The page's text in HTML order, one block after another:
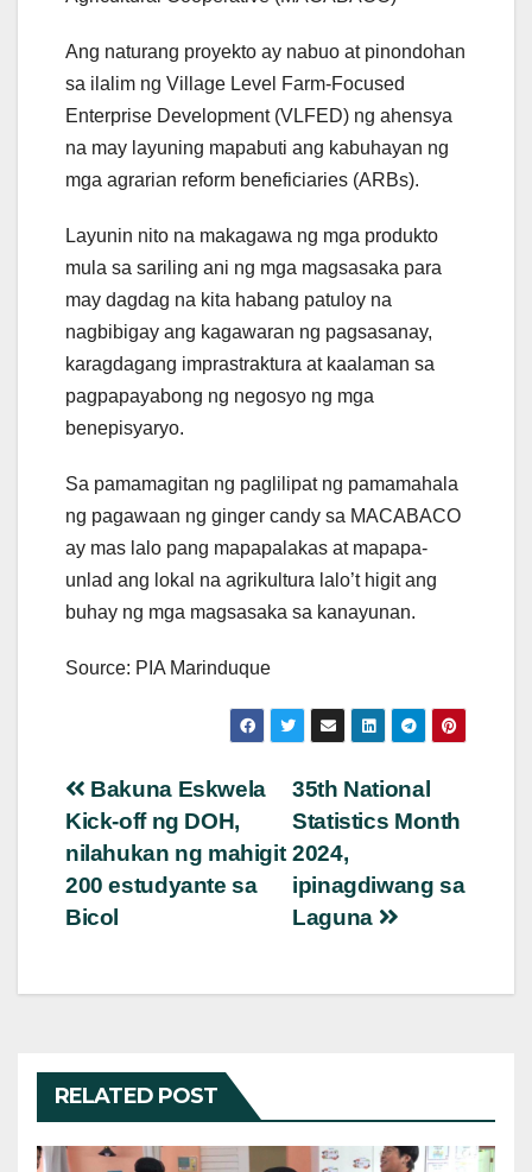
Ang naturang proyekto ay nabuo at pinondohan
sa ilalim ng Village Level Farm-Focused
Enterprise Development (VLFED) ng ahensya
na may layuning mapabuti ang kabuhayan ng
mga agrarian reform beneficiaries (ARBs).
Layunin nito na makagawa ng mga produkto
mula sa sariling ani ng mga magsasaka para
may dagdag na kita habang patuloy na
nagbibigay ang kagawaran ng pagsasanay,
karagdagang imprastraktura at kaalaman sa
pagpapayabong ng negosyo ng mga
benepisyaryo.
Sa pamamagitan ng paglilipat ng pamamahala
ng pagawaan ng ginger candy sa MACABACO
ay mas lalo pang mapapalakas at mapapa-
unlad ang lokal na agrikultura lalo’t higit ang
buhay ng mga magsasaka sa kanayunan.
Source: PIA Marinduque
Post
navigation
35th National
Statistics Month
2024,
ipinagdiwang sa
Laguna
Bakuna Eskwela
Kick-off ng DOH,
nilahukan ng mahigit
200 estudyante sa
Bicol
RELATED POST